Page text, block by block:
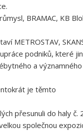
BRAMAC, KB
METROSTAV,
podniků, které
a významného
je těmto
přesunuli do haly č.
společnou